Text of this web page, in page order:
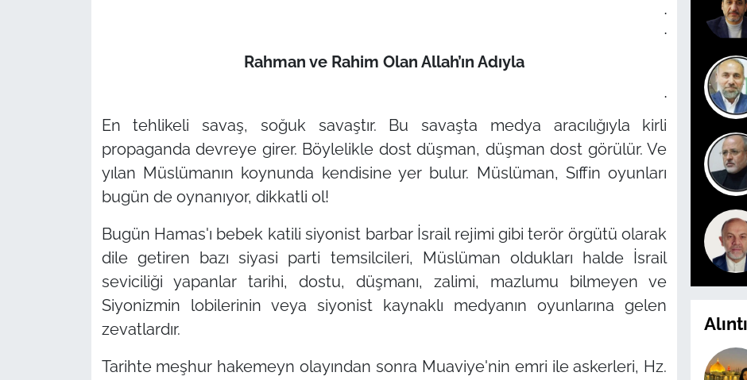
.
.
Rahman ve Rahim Olan Allah’ın Adıyla
.
En tehlikeli savaş, soğuk savaştır. Bu savaşta medya aracılığıyla kirli
propaganda devreye girer. Böylelikle dost düşman, düşman dost görülür. Ve
yılan Müslümanın koynunda kendisine yer bulur. Müslüman, Sıffin oyunları
bugün de oynanıyor, dikkatli ol!
Bugün Hamas'ı bebek katili siyonist barbar İsrail rejimi gibi terör örgütü olarak
dile getiren bazı siyasi parti temsilcileri, Müslüman oldukları halde İsrail
seviciliği yapanlar tarihi, dostu, düşmanı, zalimi, mazlumu bilmeyen ve
Siyonizmin lobilerinin veya siyonist kaynaklı medyanın oyunlarına gelen
zevatlardır.
Tarihte meşhur hakemeyn olayından sonra Muaviye'nin emri ile askerleri, Hz.